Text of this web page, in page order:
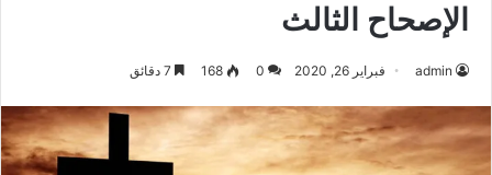
الإصحاح الثالث
admin فبراير 26, 2020 0
168